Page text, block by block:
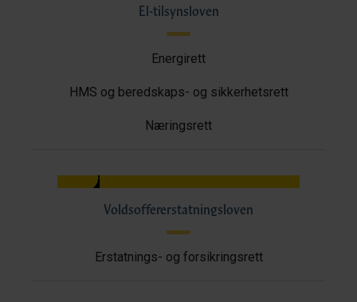
El-tilsynsloven
Energirett
HMS og beredskaps- og sikkerhetsrett
Næringsrett
Voldsoffererstatningsloven
Erstatnings- og forsikringsrett